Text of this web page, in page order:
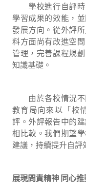
學校進行自評時
學習成果的效能，
發展方向。從外評
料方面尚有改進空
管理，完善課程規
知識基礎。
由於各校情況不
教育局向來以「校
評。外評報告中的
相比較。我們期望
建議，持續提升自評
展現問責精神 同心